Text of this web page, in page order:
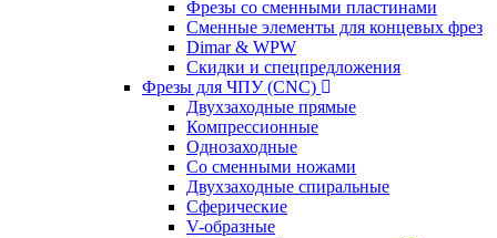
Фрезы со сменными пластинами
Сменные элементы для концевых фрез
Dimar & WPW
Скидки и спецпредложения
Фрезы для ЧПУ (CNC)
Двухзаходные прямые
Компрессионные
Однозаходные
Со сменными ножами
Двухзаходные спиральные
Сферические
V-образные